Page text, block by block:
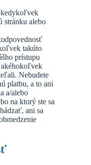
kedykoľvek
stránku alebo
takúto
prístupu
akéhokoľvek
Nebudete
platbu, a to ani
a/alebo
na ktorý ste sa
ani sa